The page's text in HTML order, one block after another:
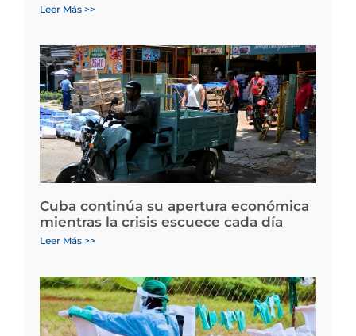
Leer Más >>
Cuba continúa su apertura económica
mientras la crisis escuece cada día
Leer Más >>